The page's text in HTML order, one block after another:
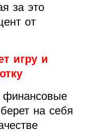
за это
от
игру и
финансовые
на себя